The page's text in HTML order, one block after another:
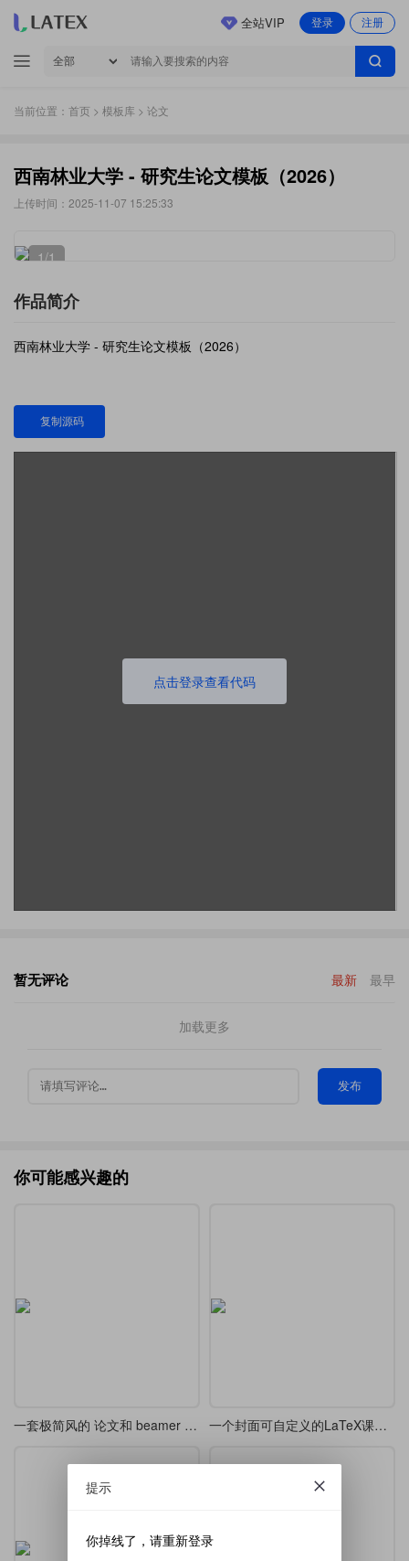
登录 注册
全站VIP
当前位置： 首页 > 模板库 > 论文
西南林业大学 - 研究生论文模板（2026）
上传时间：2025-11-07 15:25:33
1/1
作品简介
西南林业大学 - 研究生论文模板（2026）
复制源码
点击登录查看代码
暂无评论 最新 最早
加载更多
发布
你可能感兴趣的
一套极简风的 论文和 beamer 主题模版 一个封面可自定义的LaTeX课程设计/论文/报告模板
提示
你掉线了，请重新登录